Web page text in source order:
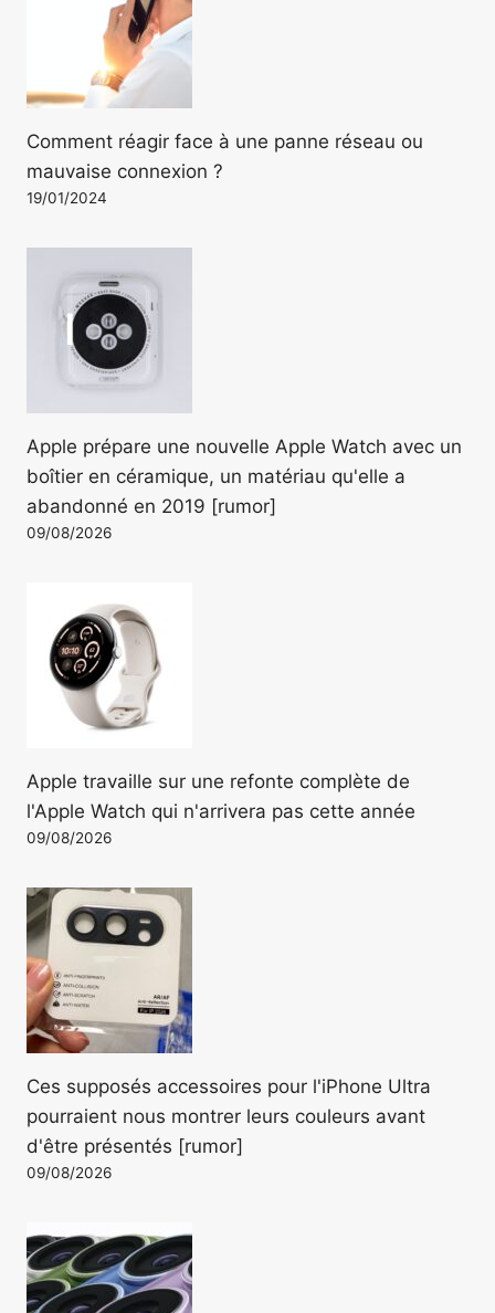
Comment réagir face à une panne réseau ou
mauvaise connexion ?
19/01/2024
Apple prépare une nouvelle Apple Watch avec un
boîtier en céramique, un matériau qu'elle a
abandonné en 2019 [rumor]
09/08/2026
Apple travaille sur une refonte complète de
l'Apple Watch qui n'arrivera pas cette année
09/08/2026
Ces supposés accessoires pour l'iPhone Ultra
pourraient nous montrer leurs couleurs avant
d'être présentés [rumor]
09/08/2026